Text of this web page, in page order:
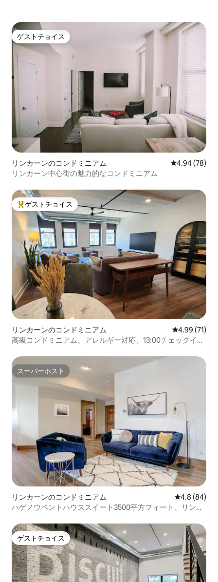
ゲストチョイス
ゲストチョイス
リンカーンのコンドミニアム レビュー78
4.94 (78)
リンカーン中心街の魅力的なコンドミニアム
大好評のゲストチョイスです。
ゲストチョイス
リンカーンのコンドミニアム レビュー71
4.99 (71)
高級コンドミニアム、アレルギー対応、13:00チェックイ
スーパーホスト
スーパーホスト
リンカーンのコンドミニアム レビュー84
4.8 (84)
ハゲノウペントハウススイート3500平方フィート、リンカ
ゲストチョイス
ゲストチョイス